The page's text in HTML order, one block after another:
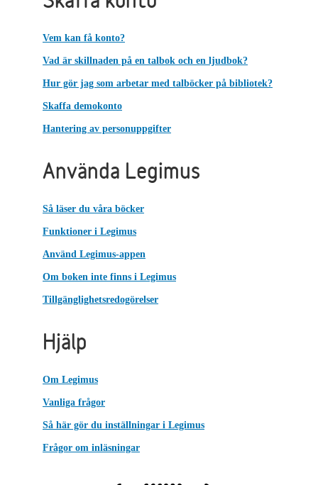
Vem kan få konto?
Vad är skillnaden på en talbok och en ljudbok?
Hur gör jag som arbetar med talböcker på bibliotek?
Skaffa demokonto
Hantering av personuppgifter
Använda Legimus
Så läser du våra böcker
Funktioner i Legimus
Använd Legimus-appen
Om boken inte finns i Legimus
Tillgänglighetsredogörelser
Hjälp
Om Legimus
Vanliga frågor
Så här gör du inställningar i Legimus
Frågor om inläsningar